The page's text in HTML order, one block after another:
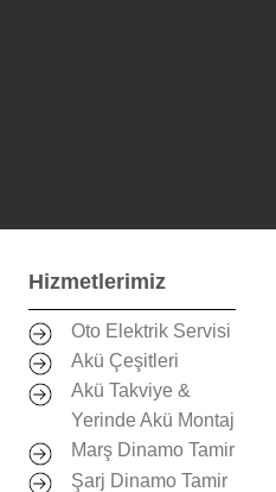
Hizmetlerimiz
Oto Elektrik Servisi
Akü Çeşitleri
Akü Takviye &
Yerinde Akü Montaj
Marş Dinamo Tamir
Şarj Dinamo Tamir